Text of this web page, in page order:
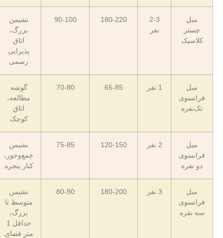
مبل
چستر
کلاسیک
2-3
نفر
180-220
90-100
نشیمن
بزرگ،
اتاق
پذیرایی
رسمی
مبل
فرانسوی
تک‌نفره
65-85
70-80
گوشه
مطالعه،
اتاق
کوچک
مبل
فرانسوی
دو نفره
120-150
75-85
نشیمن
جمع‌وجور،
کنار پنجره
مبل
فرانسوی
سه نفره
180-200
80-90
نشیمن
متوسط تا
بزرگ،
حداقل 1
متر فضای